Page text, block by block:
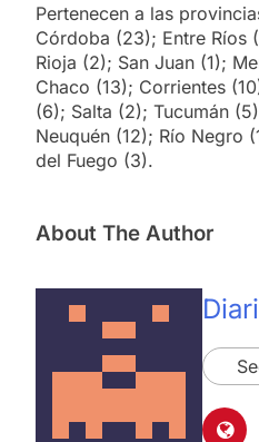
Pertenecen a las
Córdoba (23); Entre Ríos
Rioja (2); San Juan (1);
Chaco (13); Corrientes
(6); Salta (2); Tucumán
Neuquén (12); Río Negro
del Fuego (3).
About The Author